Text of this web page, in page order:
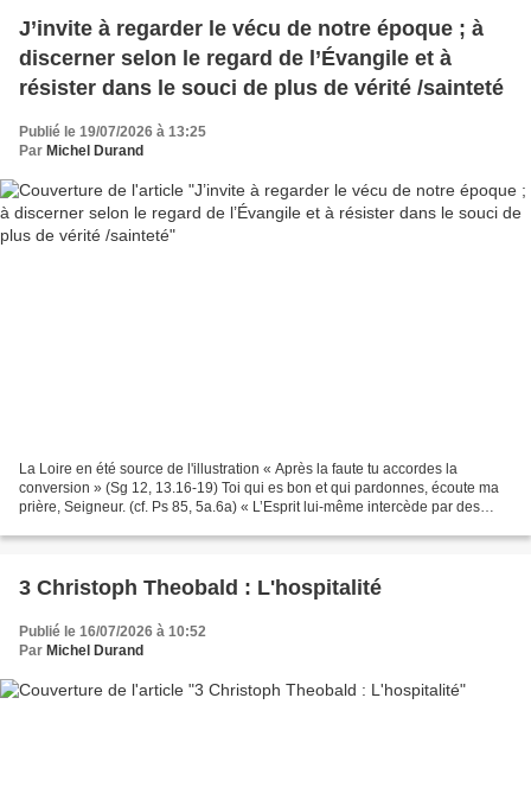
J’invite à regarder le vécu de notre époque ; à
discerner selon le regard de l’Évangile et à
résister dans le souci de plus de vérité /sainteté
Publié le 19/07/2026 à 13:25
Par Michel Durand
La Loire en été source de l'illustration « Après la faute tu accordes la
conversion » (Sg 12, 13.16-19) Toi qui es bon et qui pardonnes, écoute ma
prière, Seigneur. (cf. Ps 85, 5a.6a) « L’Esprit lui-même intercède par des
3 Christoph Theobald : L'hospitalité
Publié le 16/07/2026 à 10:52
Par Michel Durand